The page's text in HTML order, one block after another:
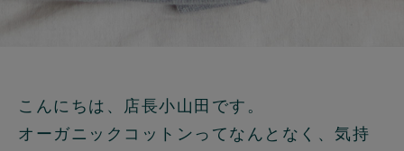
こんにちは、店長小山田です。
オーガニックコットンってなんとなく、気持